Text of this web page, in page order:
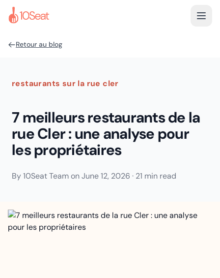
Retour au blog
restaurants sur la rue cler
7 meilleurs restaurants de la
rue Cler : une analyse pour
les propriétaires
By10Seat TeamonJune 12, 2026 · 21 min read